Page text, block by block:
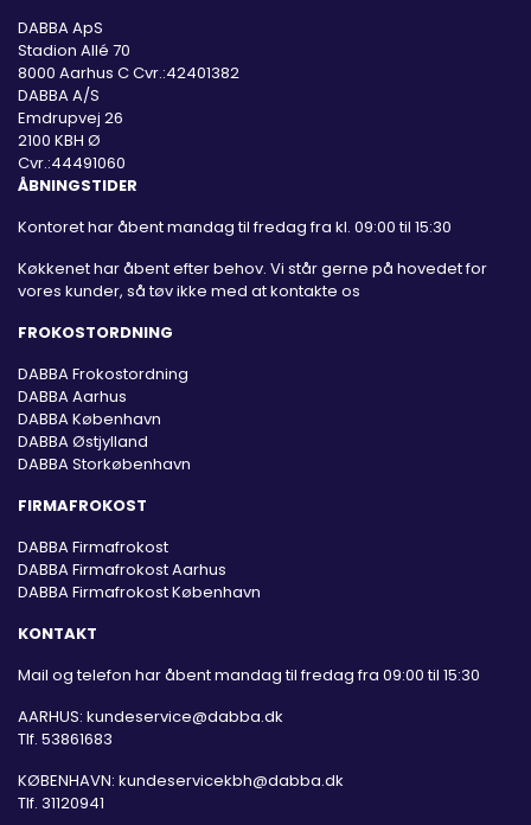
DABBA ApS
Stadion Allé 70
8000 Aarhus C Cvr.:42401382
DABBA A/S
Emdrupvej 26
2100 KBH Ø
Cvr.:44491060
ÅBNINGSTIDER
Kontoret har åbent mandag til fredag fra kl. 09:00 til 15:30
Køkkenet har åbent efter behov. Vi står gerne på hovedet for
vores kunder, så tøv ikke med at kontakte os
FROKOSTORDNING
DABBA Frokostordning
DABBA Aarhus
DABBA København
DABBA Østjylland
DABBA Storkøbenhavn
FIRMAFROKOST
DABBA Firmafrokost
DABBA Firmafrokost Aarhus
DABBA Firmafrokost København
KONTAKT
Mail og telefon har åbent mandag til fredag fra 09:00 til 15:30
AARHUS: kundeservice@dabba.dk
Tlf. 53861683
KØBENHAVN: kundeservicekbh@dabba.dk
Tlf. 31120941